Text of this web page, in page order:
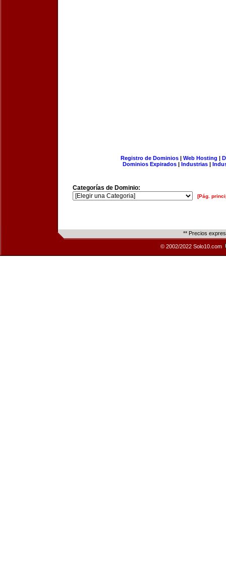
Registro de Dominios| Web Hosting |
Dominios Expirados | Industrias |
Categorías de Dominio:
[Pág.
** Precios
© 2002/2022 Solo10.com